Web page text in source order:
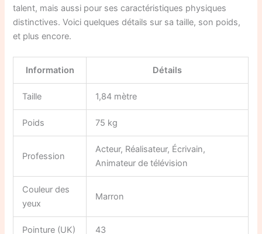
talent, mais aussi pour ses caractéristiques physiques
distinctives. Voici quelques détails sur sa taille, son poids,
et plus encore.
Information Détails
Taille 1,84 mètre
Poids 75 kg
Profession
Acteur, Réalisateur, Écrivain,
Animateur de télévision
Couleur des
yeux
Marron
Pointure (UK) 43